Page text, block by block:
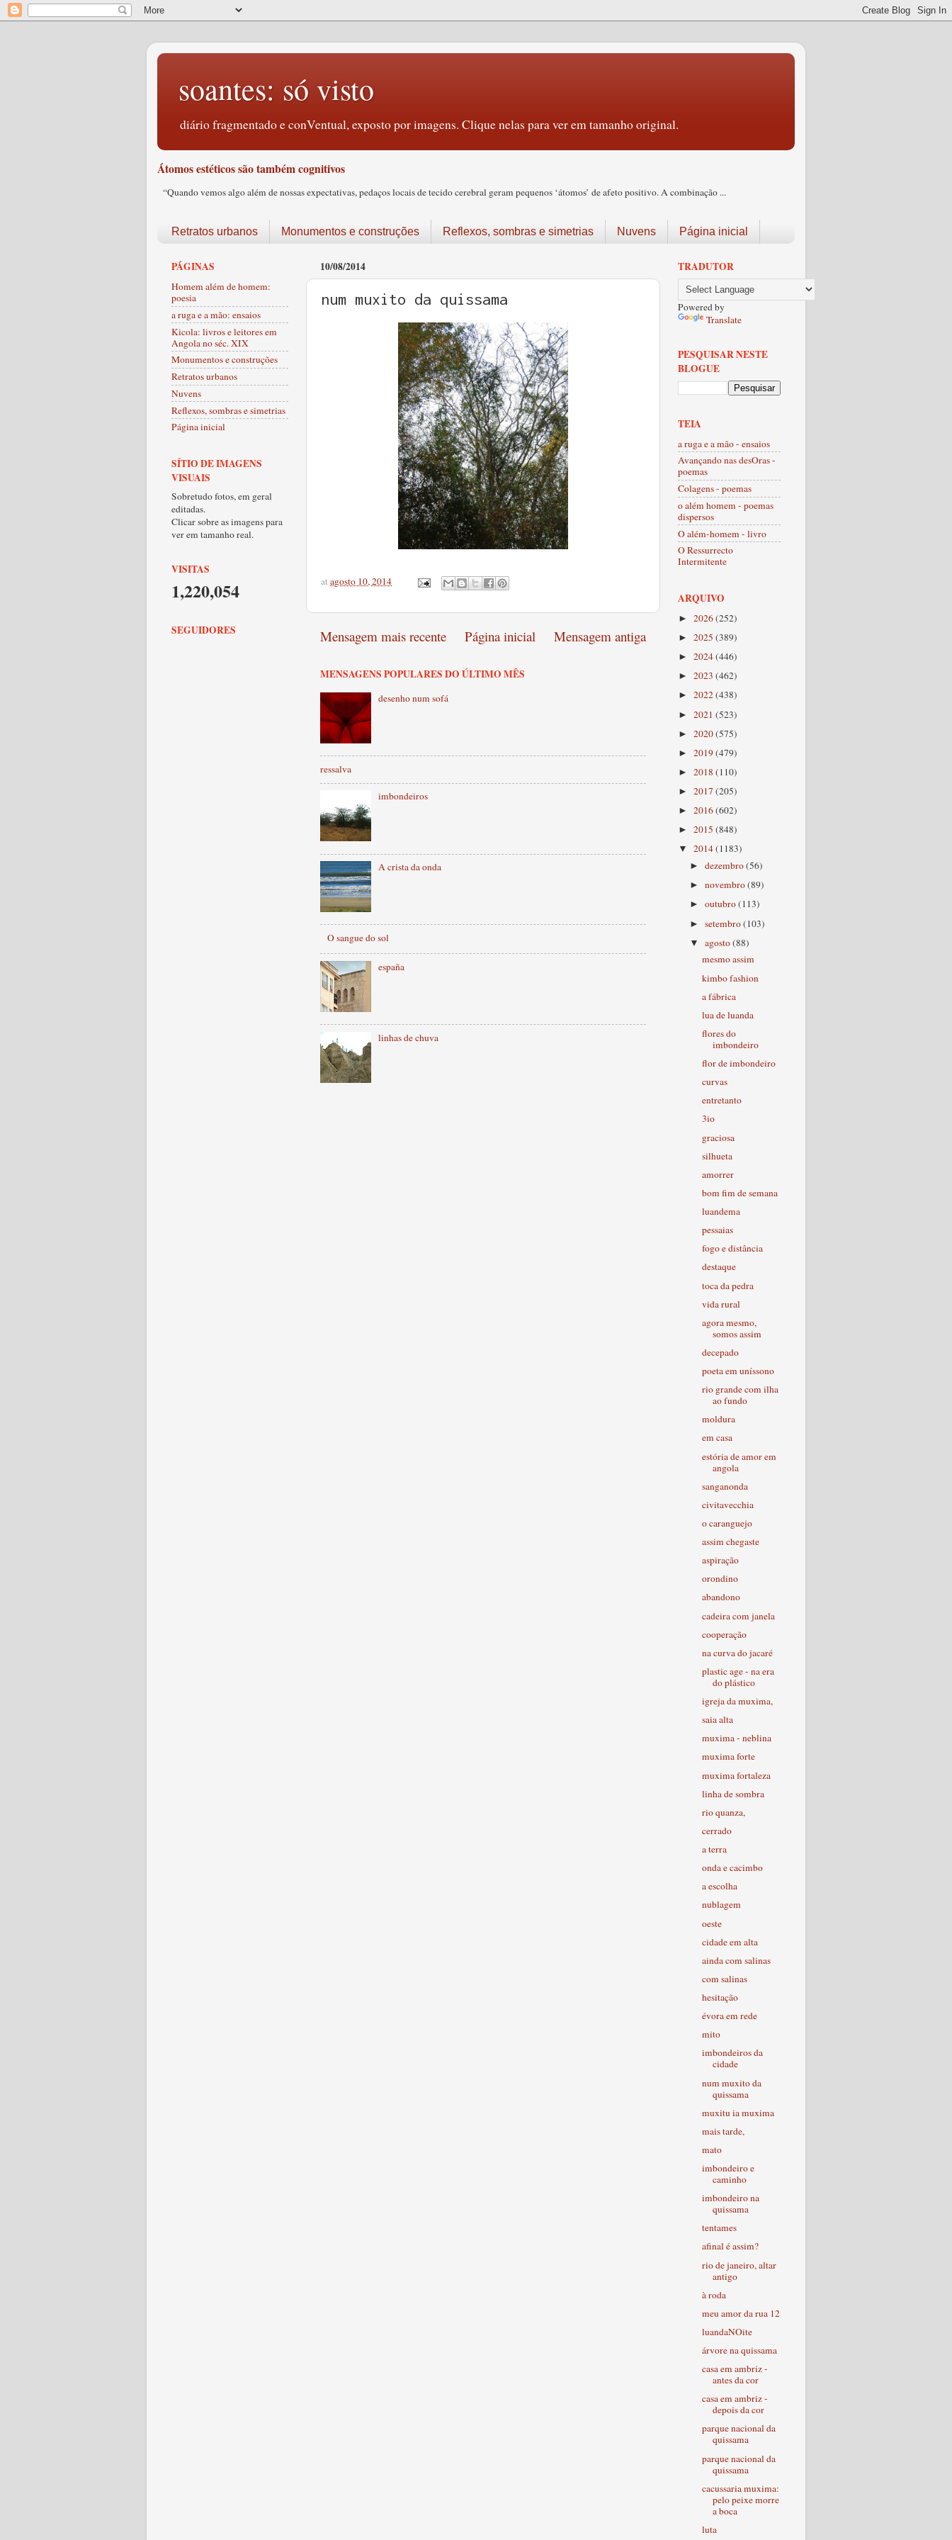
soantes: só visto
diário fragmentado e conVentual, exposto por imagens. Clique nelas para ver em tamanho original.
Átomos estéticos são também cognitivos
“Quando vemos algo além de nossas expectativas, pedaços locais de tecido cerebral geram pequenos ‘átomos’ de afeto positivo. A combinação ...
Retratos urbanos Monumentos e construções Reflexos, sombras e simetrias Nuvens Página inicial
10/08/2014
num muxito da quissama
atagosto 10, 2014
Mensagem mais recente Mensagem antiga
Página inicial
MENSAGENS POPULARES DO ÚLTIMO MÊS
desenho num sofá
ressalva
imbondeiros
A crista da onda
O sangue do sol
españa
linhas de chuva
PÁGINAS
Homem além de homem:
poesia
a ruga e a mão: ensaios
Kicola: livros e leitores em
Angola no séc. XIX
Monumentos e construções
Retratos urbanos
Nuvens
Reflexos, sombras e simetrias
Página inicial
SÍTIO DE IMAGENS
VISUAIS
Sobretudo fotos, em geral
editadas.
Clicar sobre as imagens para
ver em tamanho real.
VISITAS
1,220,054
SEGUIDORES
TRADUTOR
Powered by
Translate
PESQUISAR NESTE
BLOGUE
TEIA
a ruga e a mão - ensaios
Avançando nas desOras -
poemas
Colagens - poemas
o além homem - poemas
dispersos
O além-homem - livro
O Ressurrecto
Intermitente
ARQUIVO
► 2026(252)
► 2025 (389)
► 2024(446)
► 2023 (462)
► 2022(438)
► 2021 (523)
► 2020(575)
► 2019(479)
► 2018 (110)
► 2017 (205)
► 2016(602)
► 2015 (848)
▼ 2014(1183)
►dezembro(56)
►novembro(89)
►outubro(113)
►setembro(103)
▼agosto(88)
mesmo assim
kimbo fashion
a fábrica
lua de luanda
flores do
imbondeiro
flor de imbondeiro
curvas
entretanto
3io
graciosa
silhueta
amorrer
bom fim de semana
luandema
pessaias
fogo e distância
destaque
toca da pedra
vida rural
agora mesmo,
somos assim
decepado
poeta em uníssono
rio grande com ilha
ao fundo
moldura
em casa
estória de amor em
angola
sanganonda
civitavecchia
o caranguejo
assim chegaste
aspiração
orondino
abandono
cadeira com janela
cooperação
na curva do jacaré
plastic age - na era
do plástico
igreja da muxima,
saia alta
muxima - neblina
muxima forte
muxima fortaleza
linha de sombra
rio quanza,
cerrado
a terra
onda e cacimbo
a escolha
nublagem
oeste
cidade em alta
ainda com salinas
com salinas
hesitação
évora em rede
mito
imbondeiros da
cidade
num muxito da
quissama
muxitu ia muxima
mais tarde,
mato
imbondeiro e
caminho
imbondeiro na
quissama
tentames
afinal é assim?
rio de janeiro, altar
antigo
à roda
meu amor da rua 12
luandaNOite
árvore na quissama
casa em ambriz -
antes da cor
casa em ambriz -
depois da cor
parque nacional da
quissama
parque nacional da
quissama
cacussaria muxima:
pelo peixe morre
a boca
luta